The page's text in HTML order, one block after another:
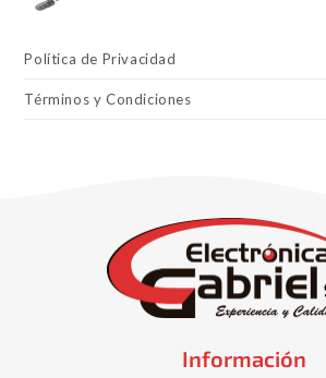
Política de Privacidad
Términos y Condiciones
Información